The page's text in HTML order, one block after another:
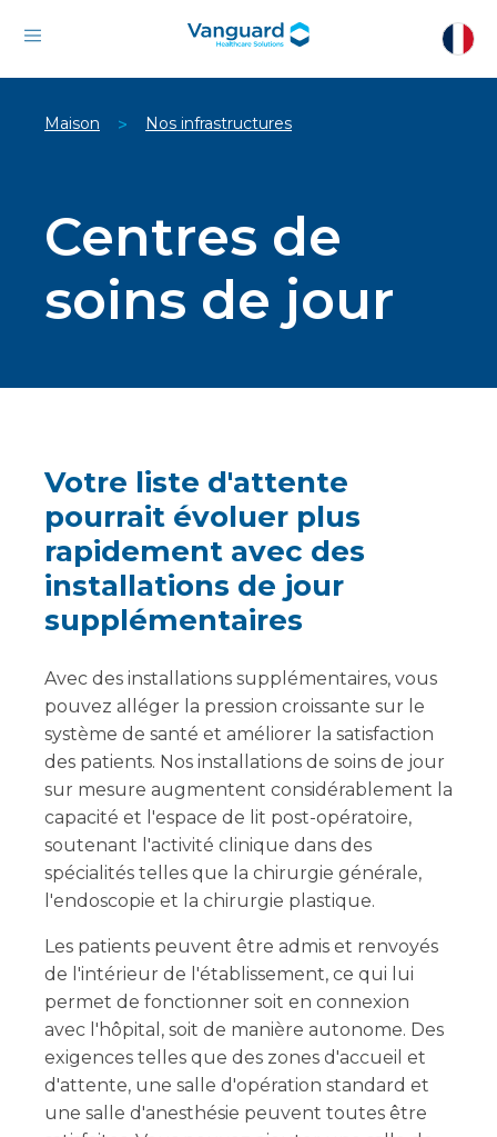
Maison > Nos infrastructures
Centres de
soins de jour
Votre liste d'attente
pourrait évoluer plus
rapidement avec des
installations de jour
supplémentaires
Avec des installations supplémentaires, vous
pouvez alléger la pression croissante sur le
système de santé et améliorer la satisfaction
des patients. Nos installations de soins de jour
sur mesure augmentent considérablement la
capacité et l'espace de lit post-opératoire,
soutenant l'activité clinique dans des
spécialités telles que la chirurgie générale,
l'endoscopie et la chirurgie plastique.
Les patients peuvent être admis et renvoyés
de l'intérieur de l'établissement, ce qui lui
permet de fonctionner soit en connexion
avec l'hôpital, soit de manière autonome. Des
exigences telles que des zones d'accueil et
d'attente, une salle d'opération standard et
une salle d'anesthésie peuvent toutes être